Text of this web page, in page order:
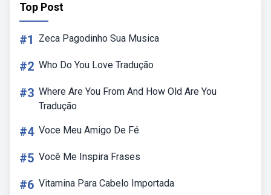
Top Post
#1 Zeca Pagodinho Sua Musica
#2 Who Do You Love Tradução
#3 Where Are You From And How Old Are You
Tradução
#4 Voce Meu Amigo De Fé
#5 Você Me Inspira Frases
#6 Vitamina Para Cabelo Importada